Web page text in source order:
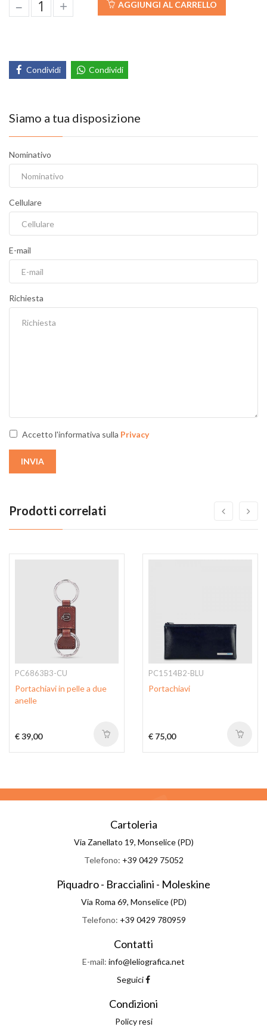
– + AGGIUNGI AL CARRELLO
Condividi Condividi
Siamo a tua disposizione
Nominativo
Cellulare
E-mail
Richiesta
Accetto l'informativa sulla Privacy
INVIA
Prodotti correlati
PC6863B3-CU
Portachiavi in pelle a due
anelle
€ 39,00
PC1514B2-BLU
Portachiavi
€ 75,00
Cartoleria
Via Zanellato 19, Monselice (PD)
Telefono: +39 0429 75052
Piquadro - Braccialini - Moleskine
Via Roma 69, Monselice (PD)
Telefono: +39 0429 780959
Contatti
E-mail: info@leliografica.net
Seguici
Condizioni
Policy resi